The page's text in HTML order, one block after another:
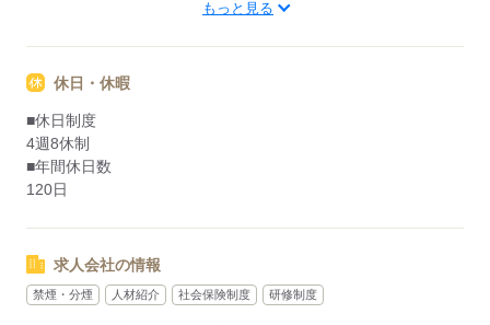
応募する
もっと見る
休日・休暇
■休日制度
4週8休制
■年間休日数
120日
求人会社の情報
禁煙・分煙 人材紹介 社会保険制度 研修制度